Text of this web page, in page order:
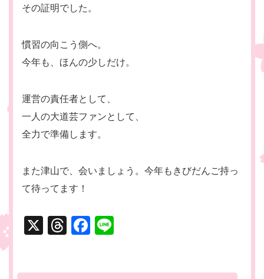
その証明でした。
慣習の向こう側へ。
今年も、ほんの少しだけ。
運営の責任者として、
一人の大道芸ファンとして、
全力で準備します。
また津山で、会いましょう。今年もきびだんご持っ
て待ってます！
X Threads
Facebook